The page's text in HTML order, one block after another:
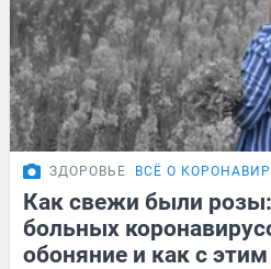
ЗДОРОВЬЕ ВСЁ О
Как свежи были
больных
обоняние и как с